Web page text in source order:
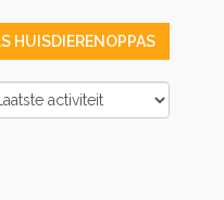
HUISDIERENOPPAS